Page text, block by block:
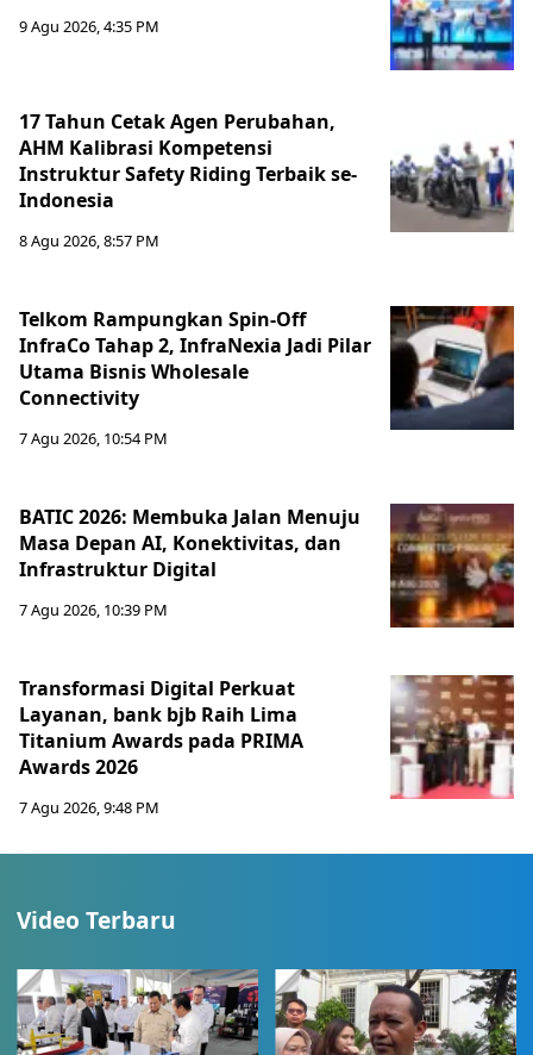
9 Agu 2026, 4:35 PM
17 Tahun Cetak Agen Perubahan,
AHM Kalibrasi Kompetensi
Instruktur Safety Riding Terbaik se-
Indonesia
8 Agu 2026, 8:57 PM
Telkom Rampungkan Spin-Off
InfraCo Tahap 2, InfraNexia Jadi Pilar
Utama Bisnis Wholesale
Connectivity
7 Agu 2026, 10:54 PM
BATIC 2026: Membuka Jalan Menuju
Masa Depan AI, Konektivitas, dan
Infrastruktur Digital
7 Agu 2026, 10:39 PM
Transformasi Digital Perkuat
Layanan, bank bjb Raih Lima
Titanium Awards pada PRIMA
Awards 2026
7 Agu 2026, 9:48 PM
Video Terbaru